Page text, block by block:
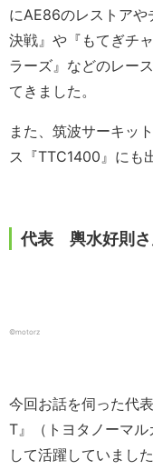
にAE86のレストア
決戦』や『もてぎチ
ラーズ』などのレー
てきました。
また、筑波サーキッ
ス『TTC1400』にも
代表 輿水好則さ
©motorz
今回お話を伺った代
T』（トヨタノーマ
して活躍していまし